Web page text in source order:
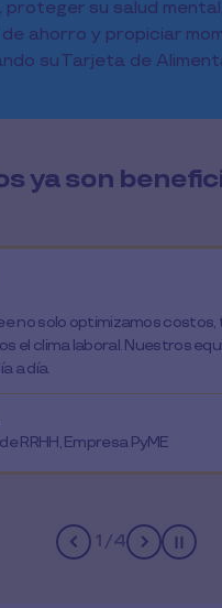
proteger su salud
ahorro y propiciar
su Tarjeta de
ya son
solo optimizamos costos,
laboral. Nuestros equipos lo
Empresa PyME
1 /4